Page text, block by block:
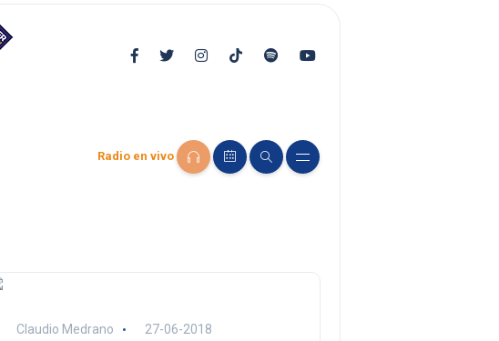
Radio en vivo
Claudio Medrano 27-06-2018